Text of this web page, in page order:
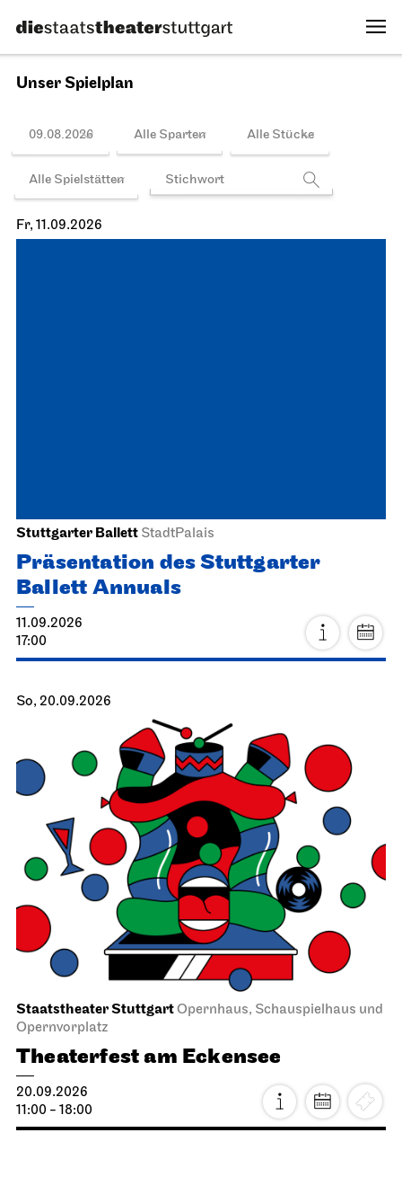
Unser Spielplan
09.08.2026 Alle Sparten Alle Stücke
Alle Spielstätten
Fr, 11.09.2026
Stuttgarter Ballett StadtPalais
Präsentation des Stuttgarter
Ballett Annuals
11.09.2026
17:00
So, 20.09.2026
Staatstheater StuttgartOpernhaus, Schauspielhaus und
Opernvorplatz
Theaterfest am Eckensee
20.09.2026
11:00 - 18:00